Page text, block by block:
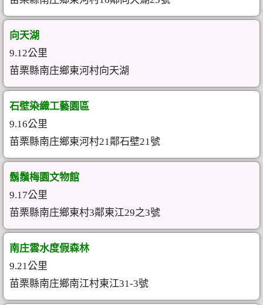
向天湖
9.12公里
苗栗縣南庄鄉東河村向天湖
石壁染織工藝園區
9.16公里
苗栗縣南庄鄉東河村21鄰石壁21號
鬍鬚梅園文物館
9.17公里
苗栗縣南庄鄉東村3鄰東江29之3號
南庄雲水度假森林
9.21公里
苗栗縣南庄鄉南江村東江31-3號